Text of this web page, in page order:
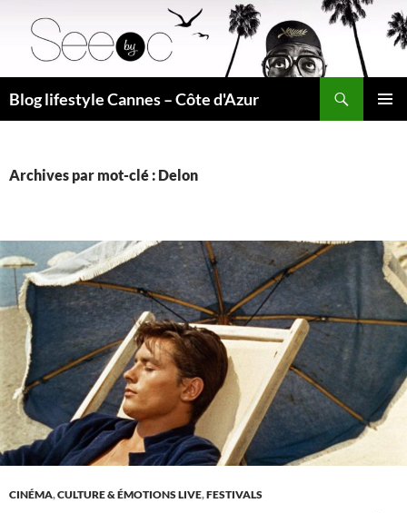
Blog lifestyle Cannes – Côte d'Azur
Archives par mot-clé : Delon
CINÉMA,CULTURE & ÉMOTIONS LIVE,FESTIVALS